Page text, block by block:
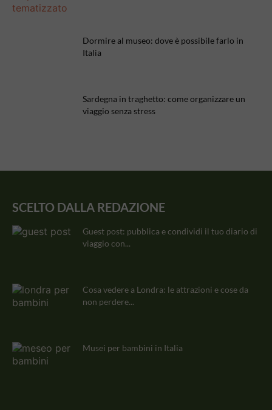
Dormire al museo: dove è possibile farlo in
Italia
Sardegna in traghetto: come organizzare un
viaggio senza stress
SCELTO DALLA REDAZIONE
Guest post: pubblica e condividi il tuo diario di
viaggio con...
Cosa vedere a Londra: le attrazioni e cose da
non perdere...
Musei per bambini in Italia